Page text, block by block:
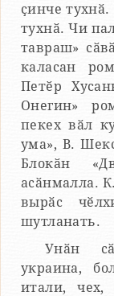
ҫинче
тухнӑ. Чи
тавраш»
каласан
Петӗр
Онегин»
пекех вӑл
ума», В.
Блокӑн
асӑнмалла.
вырӑс
шутланать.
Унӑн
украина,
итали, чех,